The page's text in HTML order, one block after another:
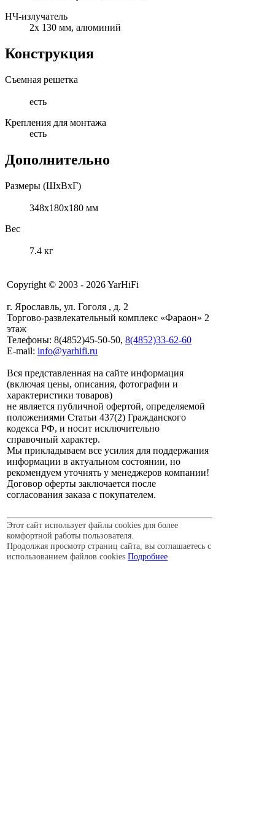
НЧ-излучатель
2x 130 мм, алюминий
Конструкция
Съемная решетка
есть
Крепления для монтажа
есть
Дополнительно
Размеры (ШхВхГ)
348x180x180 мм
Вес
7.4 кг
Copyright © 2003 - 2026 YarHiFi
г. Ярославль, ул. Гоголя , д. 2
Торгово-развлекательный комплекс «Фараон» 2
этаж
Телефоны: 8(4852)45-50-50, 8(4852)33-62-60
E-mail: info@yarhifi.ru
Вся представленная на сайте информация
(включая цены, описания, фотографии и
характеристики товаров)
не является публичной офертой, определяемой
положениями Статьи 437(2) Гражданского
кодекса РФ, и носит исключительно
справочный характер.
Мы прикладываем все усилия для поддержания
информации в актуальном состоянии, но
рекомендуем уточнять у менеджеров компании!
Договор оферты заключается после
согласования заказа с покупателем.
Этот сайт использует файлы cookies для более
комфортной работы пользователя.
Продолжая просмотр страниц сайта, вы соглашаетесь с
использованием файлов cookies Подробнее